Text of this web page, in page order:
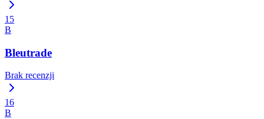
15
B
Bleutrade
Brak recenzji
16
B